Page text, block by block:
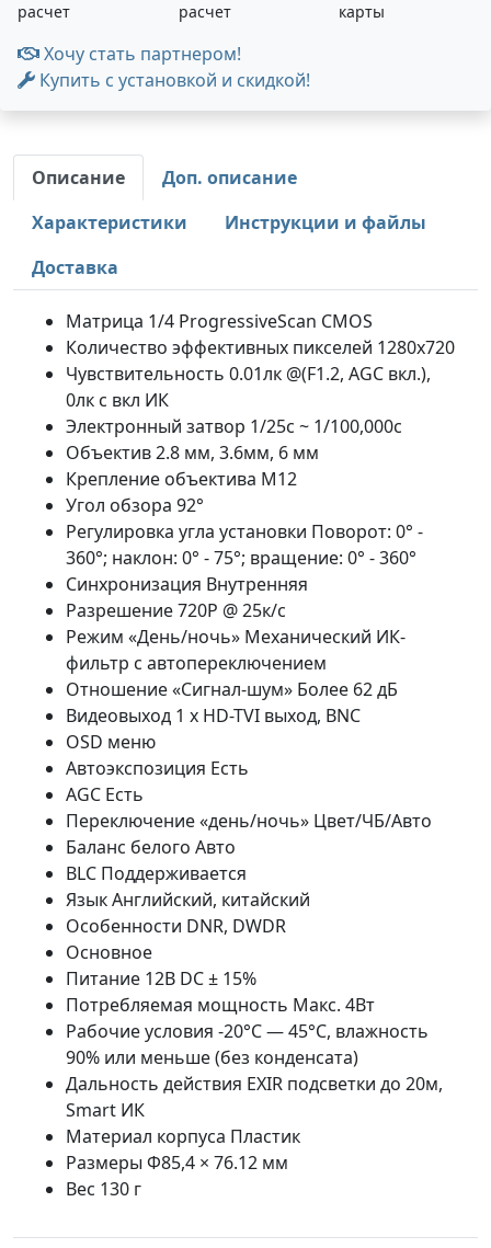
расчет
расчет
карты
Хочу стать партнером!
Купить с установкой и скидкой!
Описание
Доп. описание
Характеристики
Инструкции и файлы
Доставка
Матрица 1/4 ProgressiveScan CMOS
Количество эффективных пикселей 1280х720
Чувствительность 0.01лк @(F1.2, AGC вкл.),
0лк с вкл ИК
Электронный затвор 1/25с ~ 1/100,000с
Объектив 2.8 мм, 3.6мм, 6 мм
Крепление объектива М12
Угол обзора 92°
Регулировка угла установки Поворот: 0° -
360°; наклон: 0° - 75°; вращение: 0° - 360°
Синхронизация Внутренняя
Разрешение 720Р @ 25к/с
Режим «День/ночь» Механический ИК-
фильтр с автопереключением
Отношение «Сигнал-шум» Более 62 дБ
Видеовыход 1 х HD-TVI выход, BNC
OSD меню
Автоэкспозиция Есть
AGC Есть
Переключение «день/ночь» Цвет/ЧБ/Авто
Баланс белого Авто
BLC Поддерживается
Язык Английский, китайский
Особенности DNR, DWDR
Основное
Питание 12В DC ± 15%
Потребляемая мощность Макс. 4Вт
Рабочие условия -20°С — 45°С, влажность
90% или меньше (без конденсата)
Дальность действия EXIR подсветки до 20м,
Smart ИК
Материал корпуса Пластик
Размеры Φ85,4 × 76.12 мм
Вес 130 г